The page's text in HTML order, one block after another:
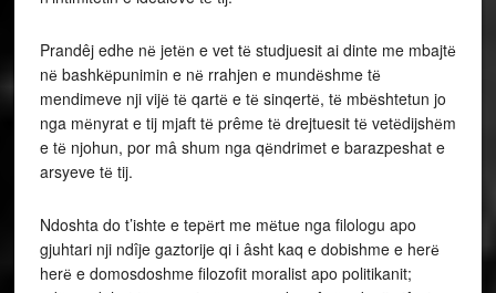
Prandêj edhe nё jetёn e vet tё studjuesit ai dinte me mbajtё
nё bashkёpunimin e nё rrahjen e mundёshme tё
mendimeve nji vijё tё qartё e tё sinqertё, tё mbёshtetun jo
nga mёnyrat e tij mjaft tё prême tё drejtuesit tё vetёdijshёm
e tё njohun, por mâ shum nga qёndrimet e barazpeshat e
arsyeve tё tij.
Ndoshta do t’ishte e tepёrt me mёtue nga filologu apo
gjuhtari nji ndîje gaztorije qi i âsht kaq e dobishme e herё
herё e domosdoshme filozofit moralist apo politikanit;